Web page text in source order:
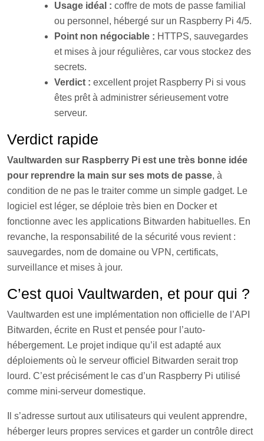
Usage idéal : coffre de mots de passe familial
ou personnel, hébergé sur un Raspberry Pi 4/5.
Point non négociable : HTTPS, sauvegardes
et mises à jour régulières, car vous stockez des
secrets.
Verdict : excellent projet Raspberry Pi si vous
êtes prêt à administrer sérieusement votre
serveur.
Verdict rapide
Vaultwarden sur Raspberry Pi est une très bonne idée
pour reprendre la main sur ses mots de passe, à
condition de ne pas le traiter comme un simple gadget. Le
logiciel est léger, se déploie très bien en Docker et
fonctionne avec les applications Bitwarden habituelles. En
revanche, la responsabilité de la sécurité vous revient :
sauvegardes, nom de domaine ou VPN, certificats,
surveillance et mises à jour.
C’est quoi Vaultwarden, et pour qui ?
Vaultwarden est une implémentation non officielle de l’API
Bitwarden, écrite en Rust et pensée pour l’auto-
hébergement. Le projet indique qu’il est adapté aux
déploiements où le serveur officiel Bitwarden serait trop
lourd. C’est précisément le cas d’un Raspberry Pi utilisé
comme mini-serveur domestique.
Il s’adresse surtout aux utilisateurs qui veulent apprendre,
héberger leurs propres services et garder un contrôle direct